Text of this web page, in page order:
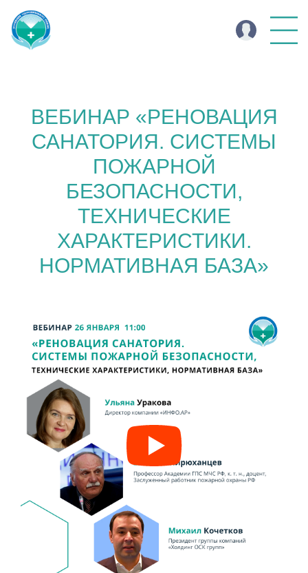
ВЕБИНАР «РЕНОВАЦИЯ
САНАТОРИЯ. СИСТЕМЫ
ПОЖАРНОЙ
БЕЗОПАСНОСТИ,
ТЕХНИЧЕСКИЕ
ХАРАКТЕРИСТИКИ.
НОРМАТИВНАЯ БАЗА»